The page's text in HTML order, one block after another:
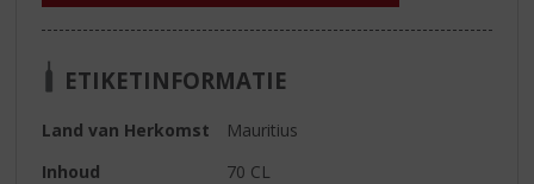
ETIKETINFORMATIE
Land van Herkomst
Mauritius
Inhoud
70 CL